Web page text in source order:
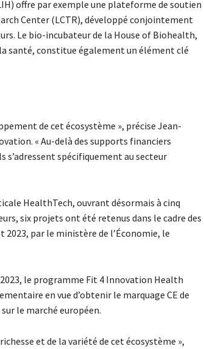
offre par exemple une plateforme de soutien
Center (LCTR), développé conjointement
Le bio-incubateur de la House of Biohealth,
santé, constitue également un élément clé
de cet écosystème », précise Jean-
« Au-delà des supports financiers
s’adressent spécifiquement au secteur
HealthTech, ouvrant désormais à cinq
six projets ont été retenus dans le cadre des
2023, par le ministère de l’Économie, le
le programme Fit 4 Innovation Health
en vue d’obtenir le marquage CE de
le marché européen.
et de la variété de cet écosystème »,